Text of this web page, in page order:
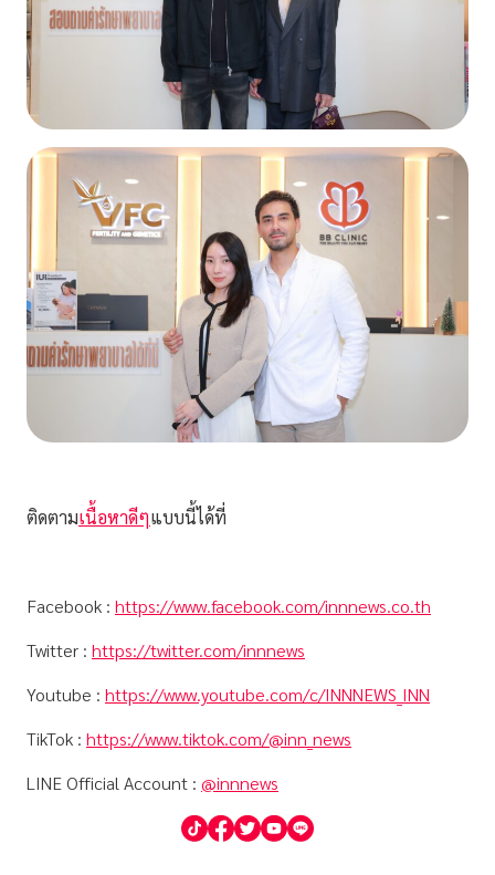
ติดตามเนื้อหาดีๆแบบนี้ได้ที่
Facebook : https://www.facebook.com/innnews.co.th
Twitter : https://twitter.com/innnews
Youtube : https://www.youtube.com/c/INNNEWS_INN
TikTok : https://www.tiktok.com/@inn_news
LINE Official Account : @innnews